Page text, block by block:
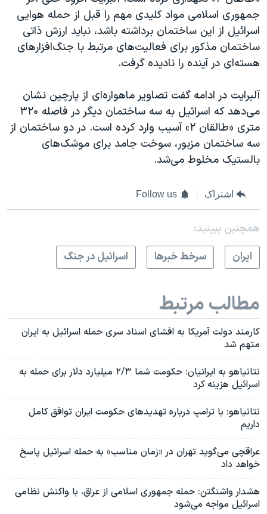
جمهوری اسلامی مواد کلیدی مهم را قبل از حمله هوایی
اسرائیل از این ساختمان برداشته باشد، نباید ارزش ذاتی
ساختمان مذکور برای فعالیت‌های مرتبط با جنگ‌افزارهای
هسته‌ای در آینده را نادیده گرفت.
آلبرایت در ادامه گفت تصاویر ماهواره‌ای از پارچین نشان
می‌دهد که اسرائیل به سه ساختمان دیگر در فاصله ۳۲۰
متری «طالقان ٢» آسیب وارد کرده است. در دو ساختمان از
سه ساختمان مزبور، سوخت جامد برای موشک‌های
بالستیک مخلوط می‌شد.
اشتراک Follow us
همچنبن ببینید:
ايران
سرخط خبرها اسرائیل در جنگ
مطالب مرتبط
کارمند دولت آمریکا به افشای اسناد سری حمله اسرائیل به ایران
متهم شد
نتانیاهو به ایرانیان: حکومت شما ۲/۳ میلیارد دلار برای حمله به
اسرائیل هزینه کرد
نتانیاهو: با ترامپ درباره تهدیدهای حکومت ایران توافق کامل
داریم
عراقچی می‌گوید تهران در «زمان مناسب» به حمله اسرائیل پاسخ
خواهد داد
هشدار واشنگتن: حمله جمهوری اسلامی از عراق، با واکنش نظامی
اسرائیل مواجه می‌شود